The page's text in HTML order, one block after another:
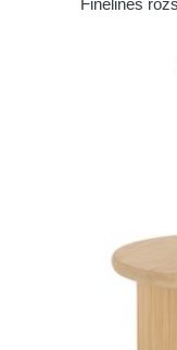
Finelines